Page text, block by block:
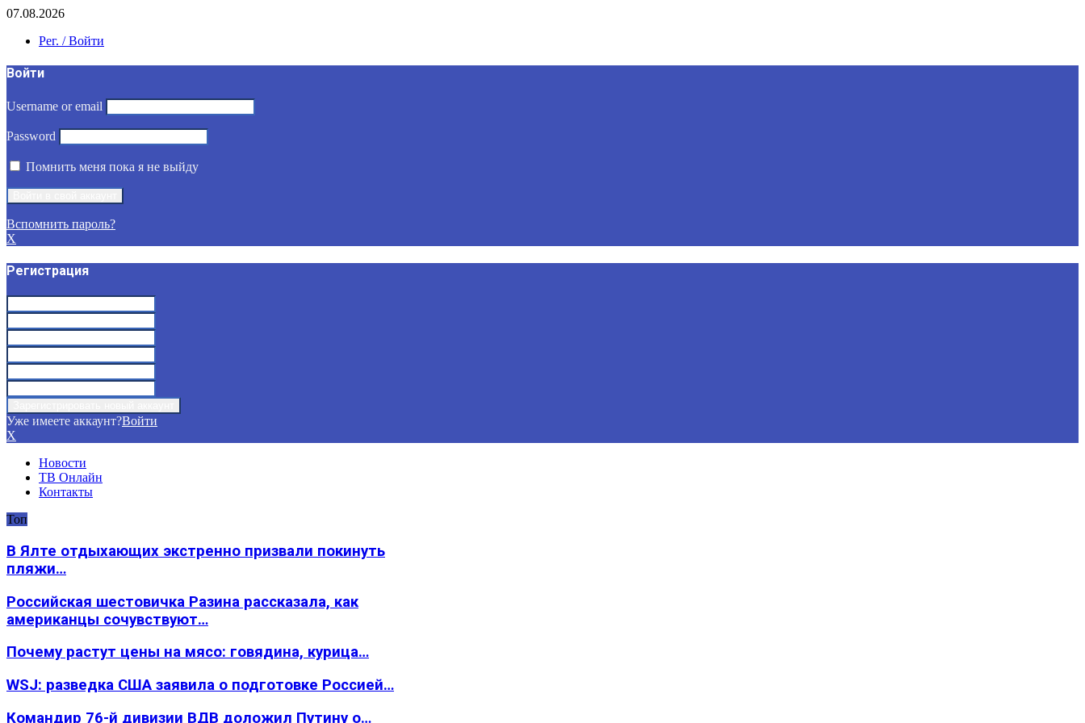
07.08.2026
Рег. / Войти
Войти
Username or email
Password
Помнить меня пока я не выйду
Вспомнить пароль?
X
Регистрация
Уже имеете аккаунт?Войти
X
Новости
ТВ Онлайн
Контакты
Топ
В Ялте отдыхающих экстренно призвали покинуть
пляжи…
Российская шестовичка Разина рассказала, как
американцы сочувствуют…
Почему растут цены на мясо: говядина, курица…
WSJ: разведка США заявила о подготовке Россией…
Командир 76-й дивизии ВДВ доложил Путину о…